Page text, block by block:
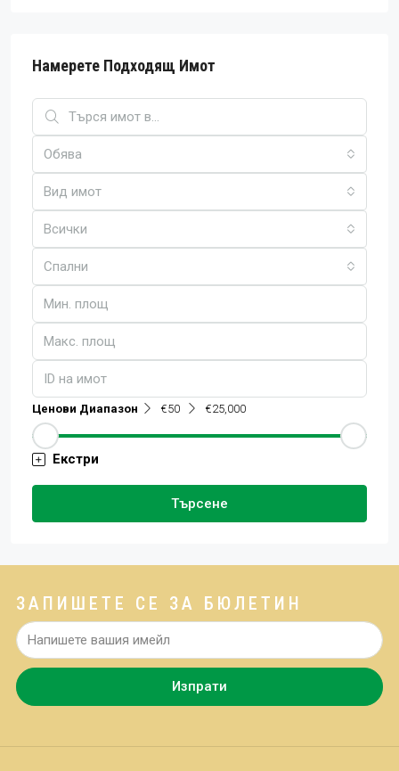
Намерете Подходящ Имот
Обява
Вид имот
Всички
Спални
Ценови Диапазон €50 €25,000
Екстри
Търсене
ЗАПИШЕТЕ СЕ ЗА БЮЛЕТИН
Изпрати